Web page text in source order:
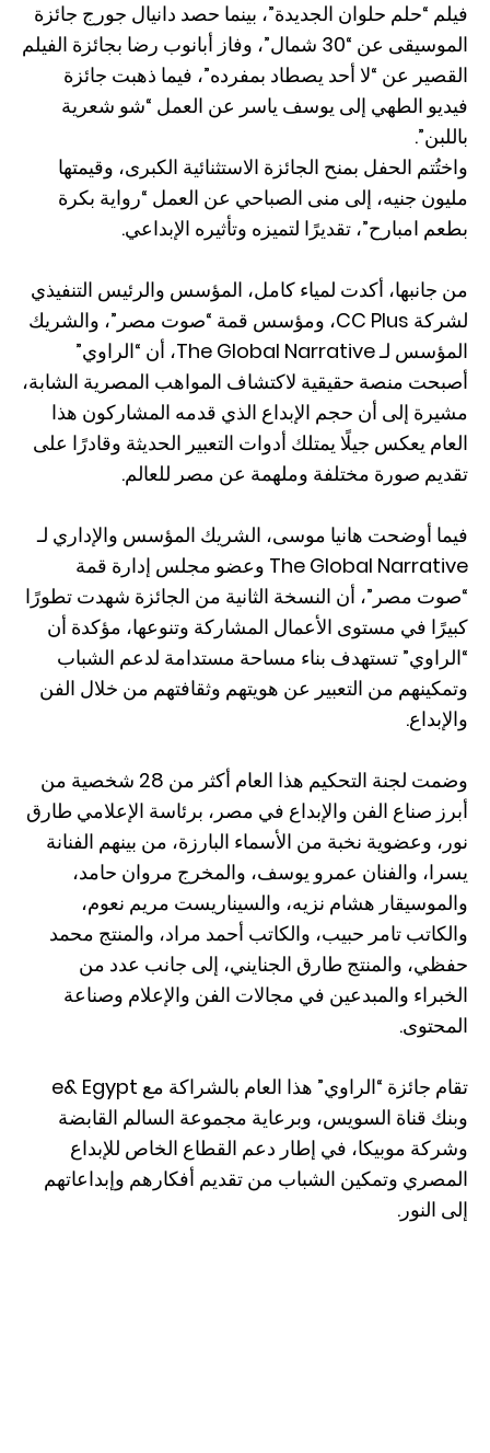
فيلم “حلم حلوان الجديدة”، بينما حصد دانيال جورج جائزة
الموسيقى عن “30 شمال”، وفاز أبانوب رضا بجائزة الفيلم
القصير عن “لا أحد يصطاد بمفرده”، فيما ذهبت جائزة
فيديو الطهي إلى يوسف ياسر عن العمل “شو شعرية
باللبن”.
واختُتم الحفل بمنح الجائزة الاستثنائية الكبرى، وقيمتها
مليون جنيه، إلى منى الصباحي عن العمل “رواية بكرة
بطعم امبارح”، تقديرًا لتميزه وتأثيره الإبداعي.
من جانبها، أكدت لمياء كامل، المؤسس والرئيس التنفيذي
لشركة CC Plus، ومؤسس قمة “صوت مصر”، والشريك
المؤسس لـ The Global Narrative، أن “الراوي”
أصبحت منصة حقيقية لاكتشاف المواهب المصرية الشابة،
مشيرة إلى أن حجم الإبداع الذي قدمه المشاركون هذا
العام يعكس جيلًا يمتلك أدوات التعبير الحديثة وقادرًا على
تقديم صورة مختلفة وملهمة عن مصر للعالم.
فيما أوضحت هانيا موسى، الشريك المؤسس والإداري لـ
The Global Narrative وعضو مجلس إدارة قمة
“صوت مصر”، أن النسخة الثانية من الجائزة شهدت تطورًا
كبيرًا في مستوى الأعمال المشاركة وتنوعها، مؤكدة أن
“الراوي” تستهدف بناء مساحة مستدامة لدعم الشباب
وتمكينهم من التعبير عن هويتهم وثقافتهم من خلال الفن
والإبداع.
وضمت لجنة التحكيم هذا العام أكثر من 28 شخصية من
أبرز صناع الفن والإبداع في مصر، برئاسة الإعلامي طارق
نور، وعضوية نخبة من الأسماء البارزة، من بينهم الفنانة
يسرا، والفنان عمرو يوسف، والمخرج مروان حامد،
والموسيقار هشام نزيه، والسيناريست مريم نعوم،
والكاتب تامر حبيب، والكاتب أحمد مراد، والمنتج محمد
حفظي، والمنتج طارق الجنايني، إلى جانب عدد من
الخبراء والمبدعين في مجالات الفن والإعلام وصناعة
المحتوى.
تقام جائزة “الراوي” هذا العام بالشراكة مع e& Egypt
وبنك قناة السويس، وبرعاية مجموعة السالم القابضة
وشركة موبيكا، في إطار دعم القطاع الخاص للإبداع
المصري وتمكين الشباب من تقديم أفكارهم وإبداعاتهم
إلى النور.